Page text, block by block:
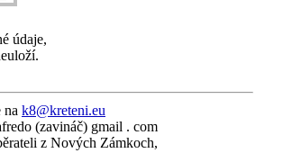
údaje,
na k8@kreteni.eu
(zavináč) gmail . com
z Nových Zámkoch,